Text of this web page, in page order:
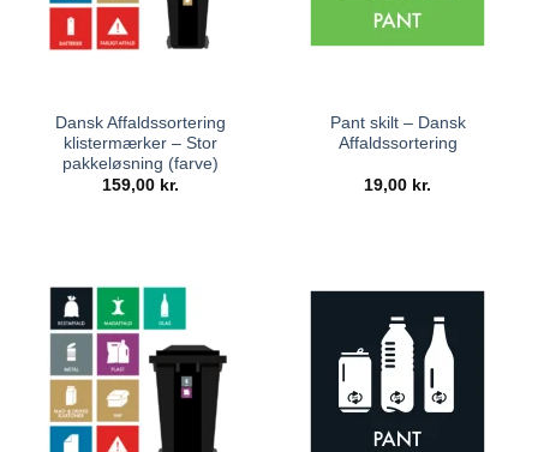
Dansk Affaldssortering
klistermærker – Stor
pakkeløsning (farve)
159,00 kr.
Pant skilt – Dansk
Affaldssortering
19,00 kr.